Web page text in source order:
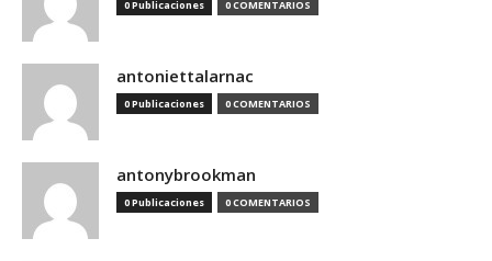
0 Publicaciones 0 COMENTARIOS
antoniettalarnac
0 Publicaciones 0 COMENTARIOS
antonybrookman
0 Publicaciones 0 COMENTARIOS